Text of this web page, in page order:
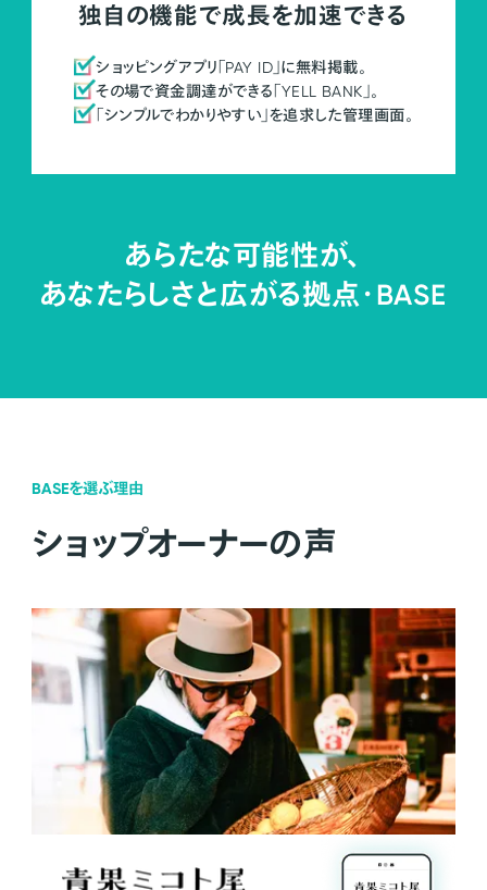
独自の機能で成長を加速できる
ショッピングアプリ「PAY ID」に無料掲載。
その場で資金調達ができる「YELL BANK」。
「シンプルでわかりやすい」を追求した管理画面。
あらたな可能性が、
あなたらしさと広がる拠点・BASE
BASEを選ぶ理由
ショップオーナーの声